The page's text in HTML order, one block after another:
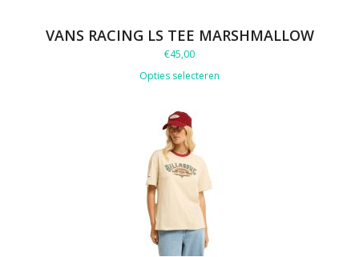
VANS RACING LS TEE MARSHMALLOW
€45,00
Opties selecteren